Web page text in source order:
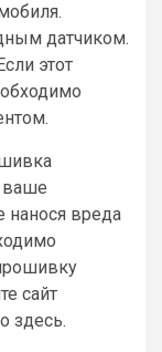
датчиком.
этот
ваше
нанося вреда
сайт
здесь.